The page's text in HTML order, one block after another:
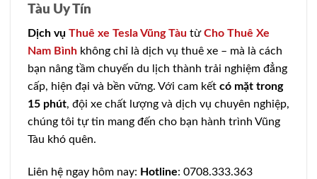
Tàu Uy Tín
Dịch vụ Thuê xe Tesla Vũng Tàu từCho Thuê Xe
Nam Bình không chỉ là dịch vụ thuê xe – mà là cách
bạn nâng tầm chuyến du lịch thành trải nghiệm đẳng
cấp, hiện đại và bền vững. Với cam kết có mặt trong
15 phút, đội xe chất lượng và dịch vụ chuyên nghiệp,
chúng tôi tự tin mang đến cho bạn hành trình Vũng
Tàu khó quên.
Liên hệ ngay hôm nay: Hotline: 0708.333.363